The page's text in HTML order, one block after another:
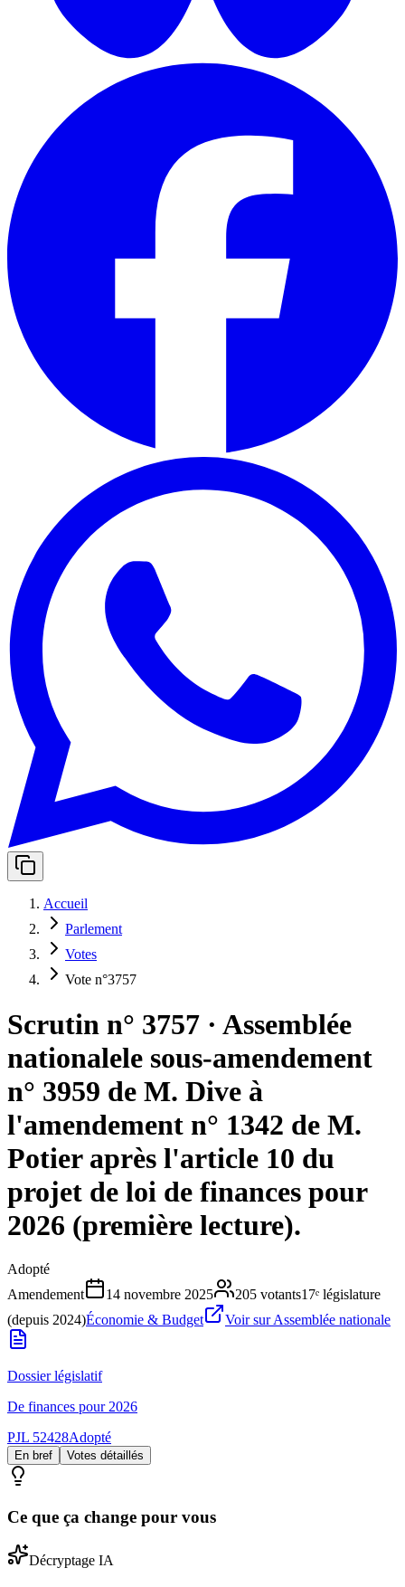
Accueil
Parlement
Votes
Vote n°3757
Scrutin n° 3757 · Assemblée
nationalele sous-amendement
n° 3959 de M. Dive à
l'amendement n° 1342 de M.
Potier après l'article 10 du
projet de loi de finances pour
2026 (première lecture).
Adopté
Amendement
14 novembre 2025 205 votants17ᵉ législature
(depuis 2024)Économie & Budget Voir sur Assemblée nationale
Dossier législatif
De finances pour 2026
PJL 52428Adopté
En bref Votes détaillés
Ce que ça change pour vous
Décryptage IA